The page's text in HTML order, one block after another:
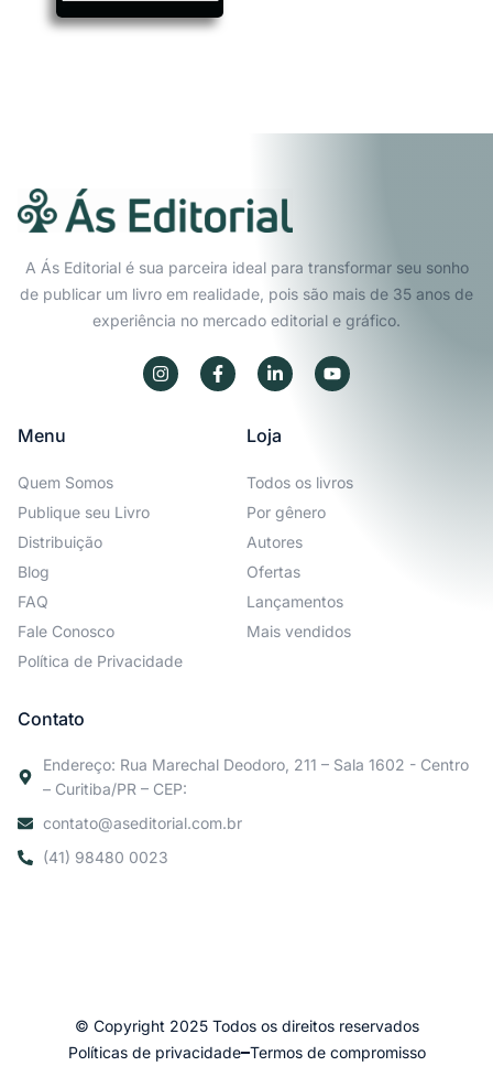
A Ás Editorial é sua parceira ideal para transformar seu sonho
de publicar um livro em realidade, pois são mais de 35 anos de
experiência no mercado editorial e gráfico.
Menu
Quem Somos
Publique seu Livro
Distribuição
Blog
FAQ
Fale Conosco
Política de Privacidade
Loja
Todos os livros
Por gênero
Autores
Ofertas
Lançamentos
Mais vendidos
Contato
Endereço: Rua Marechal Deodoro, 211 – Sala 1602 - Centro
– Curitiba/PR – CEP:
contato@aseditorial.com.br
(41) 98480 0023
© Copyright 2025 Todos os direitos reservados
Políticas de privacidade Termos de compromisso